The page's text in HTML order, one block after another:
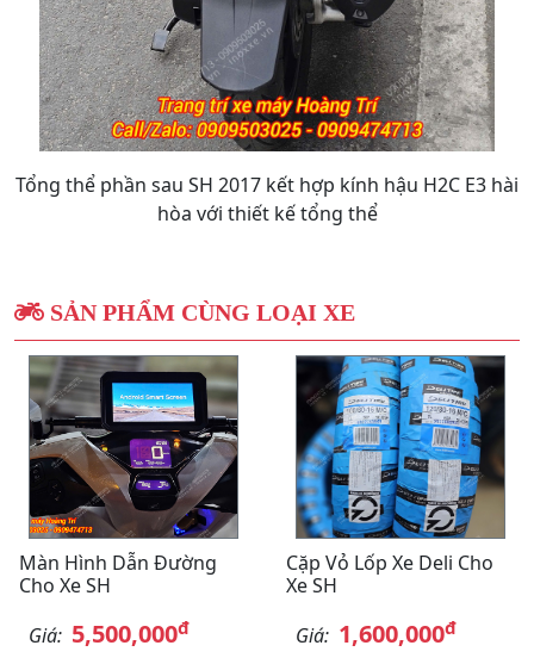
Tổng thể phần sau SH 2017 kết hợp kính hậu H2C E3 hài
hòa với thiết kế tổng thể
SẢN PHẨM CÙNG LOẠI XE
Màn Hình Dẫn Đường
Cho Xe SH
Giá: 5,500,000đ
Cặp Vỏ Lốp Xe Deli Cho
Xe SH
Giá: 1,600,000đ